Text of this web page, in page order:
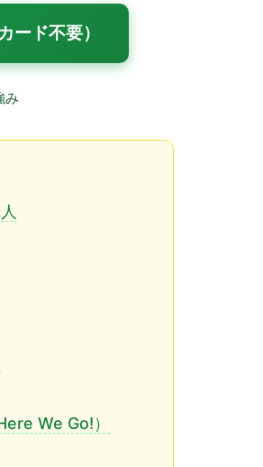
ード不要）
み
We Go!）